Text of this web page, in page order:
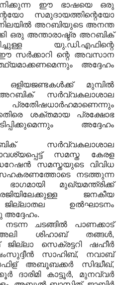
ഈ ഭാഷയെ ഒരു
സമുദായത്തിന്റെയോ
അറബിയുടെ അനന്ത
ഒരു അന്താരാഷ്ട്ര അറബിക്
യു.ഡി.എഫിന്റെ
ഈ സര്‍ക്കാറി ന്റെ അവസാന
അദ്ദേഹം
മുമ്പില്‍
അറബിക് സര്‍വ്വകലാശാല
പ്രതിേഷധാര്‍ഹമാണെന്നും
ശക്തമായ പ്രക്ഷോഭ
അദ്ദേഹം
സര്‍വ്വകലാശാല
സമസ്ത കേരള
സമസ്തയുടെ വിവിധ
നടത്തുന്ന
ഭാഗമായി മുഖ്യമന്ത്രിക്ക്
ജനകീയ
ജില്ലാതല ഉല്‍ഘാടനം
ചടങ്ങില്‍ പാണക്കാട്
ശിഹാബ് തങ്ങള്‍,
സെക്രട്ടറി ഷഹീര്‍
സാഹിബ്, നവാബ്
അബൂബക്കര്‍ സിദ്ധീഖ്,
ദാരിമി കാട്ടൂര്‍, മുനവ്വര്‍